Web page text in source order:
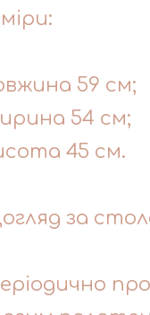
59 см;
54 см;
45 см.
за